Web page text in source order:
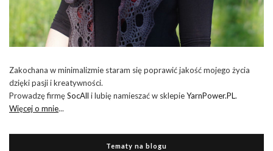
Zakochana w minimalizmie staram się poprawić jakość mojego życia
dzięki pasji i kreatywności.
Prowadzę firmęSocAll i lubię namieszać w sklepieYarnPower.PL.
Więcej o mnie...
Tematy na blogu